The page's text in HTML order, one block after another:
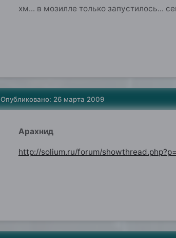
хм... в мозилле только запустилось...
Опубликовано: 26 марта 2009
Арахнид
http://solium.ru/forum/